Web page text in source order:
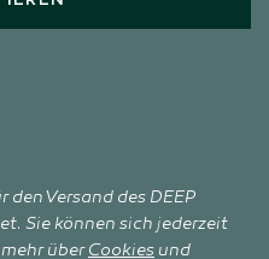
Versand des DEEP
Sie können sich jederzeit
überCookies und